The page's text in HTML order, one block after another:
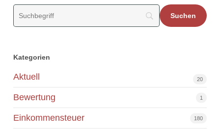
Kategorien
Aktuell 20
Bewertung 1
Einkommensteuer 180